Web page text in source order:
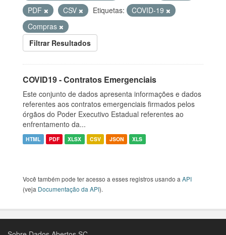
PDF
CSV Etiquetas:
COVID-19
Compras
Filtrar Resultados
COVID19 - Contratos Emergenciais
Este conjunto de dados apresenta informações e dados
referentes aos contratos emergenciais firmados pelos
órgãos do Poder Executivo Estadual referentes ao
enfrentamento da...
HTML PDF XLSX CSV JSON XLS
Você também pode ter acesso a esses registros usando a API
(veja Documentação da API).